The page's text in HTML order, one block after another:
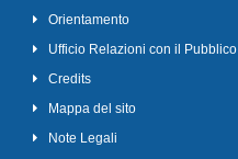
Orientamento
Ufficio Relazioni con il Pubblico
Credits
Mappa del sito
Note Legali